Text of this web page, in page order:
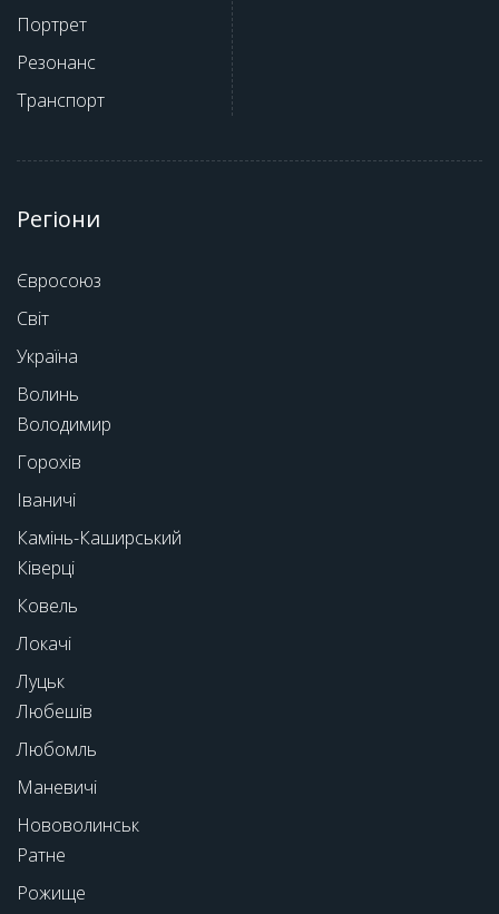
Портрет
Резонанс
Транспорт
Регіони
Євросоюз
Світ
Україна
Волинь
Володимир
Горохів
Іваничі
Камінь-Каширський
Ківерці
Ковель
Локачі
Луцьк
Любешів
Любомль
Маневичі
Нововолинськ
Ратне
Рожище